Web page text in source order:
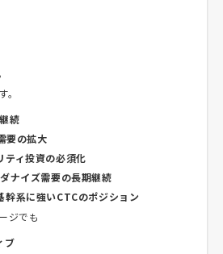
続
要の拡大
ティ投資の必須化
ナイズ需要の長期継続
幹系に強いCTCのポジション
ジでも
ブ